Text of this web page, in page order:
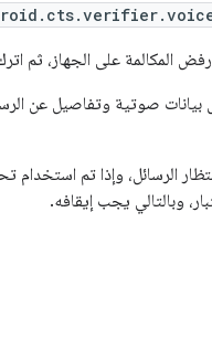
المكالمة على الجهاز، ثم
صوتية وتفاصيل عن
الرسائل، وإذا تم
وبالتالي يجب إيقافه.